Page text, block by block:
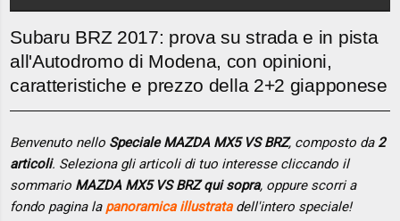
Subaru BRZ 2017: prova su strada e in pista
all'Autodromo di Modena, con opinioni,
caratteristiche e prezzo della 2+2 giapponese
Benvenuto nello Speciale MAZDA MX5 VS BRZ, composto da 2
articoli. Seleziona gli articoli di tuo interesse cliccando il
sommario MAZDA MX5 VS BRZ qui sopra, oppure scorri a
fondo pagina la panoramica illustratadell'intero speciale!